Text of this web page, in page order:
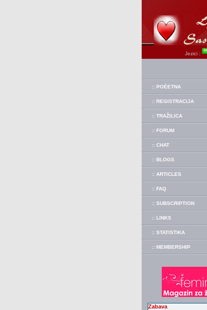
Jezici :
:: POÈETNA
:: REGISTRACIJA
:: TRAŽILICA
:: FORUM
:: CHAT
:: BLOGS
:: ARTICLES
:: FAQ
:: SUBSCRIPTION
:: LINKS
:: STATISTIKA
:: MEMBERSHIP
Zabava